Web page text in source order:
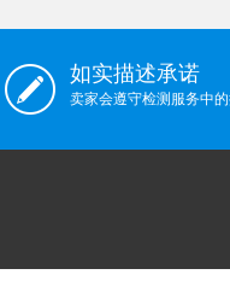
如实描述承诺
卖家会遵守检测服务中